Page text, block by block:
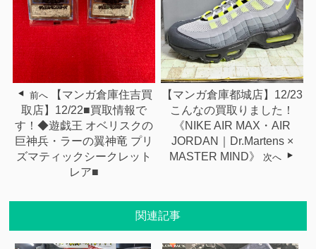
前へ
【マンガ倉庫住吉買
取店】12/22■買取情報で
す！◆遊戯王 オベリスクの
巨神兵・ラーの翼神竜 プリ
ズマティックシークレット
レア■
【マンガ倉庫都城店】12/23
こんなの買取りました！
《NIKE AIR MAX・AIR
JORDAN｜Dr.Martens ×
MASTER MIND》
次へ
関連記事